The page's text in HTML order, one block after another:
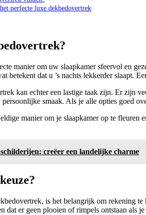
perfecte luxe dekbedovertrek
manier om uw slaapkamer sfeervol en
betekent dat u ’s nachts lekkerder slaapt.
kan echter een lastige taak zijn. Er zijn
smaak. Als je alle opties goed
manier om je slaapkamer op te
creëer een landelijke charme
is het belangrijk om rekening
dat er geen plooien of rimpels ontstaan als